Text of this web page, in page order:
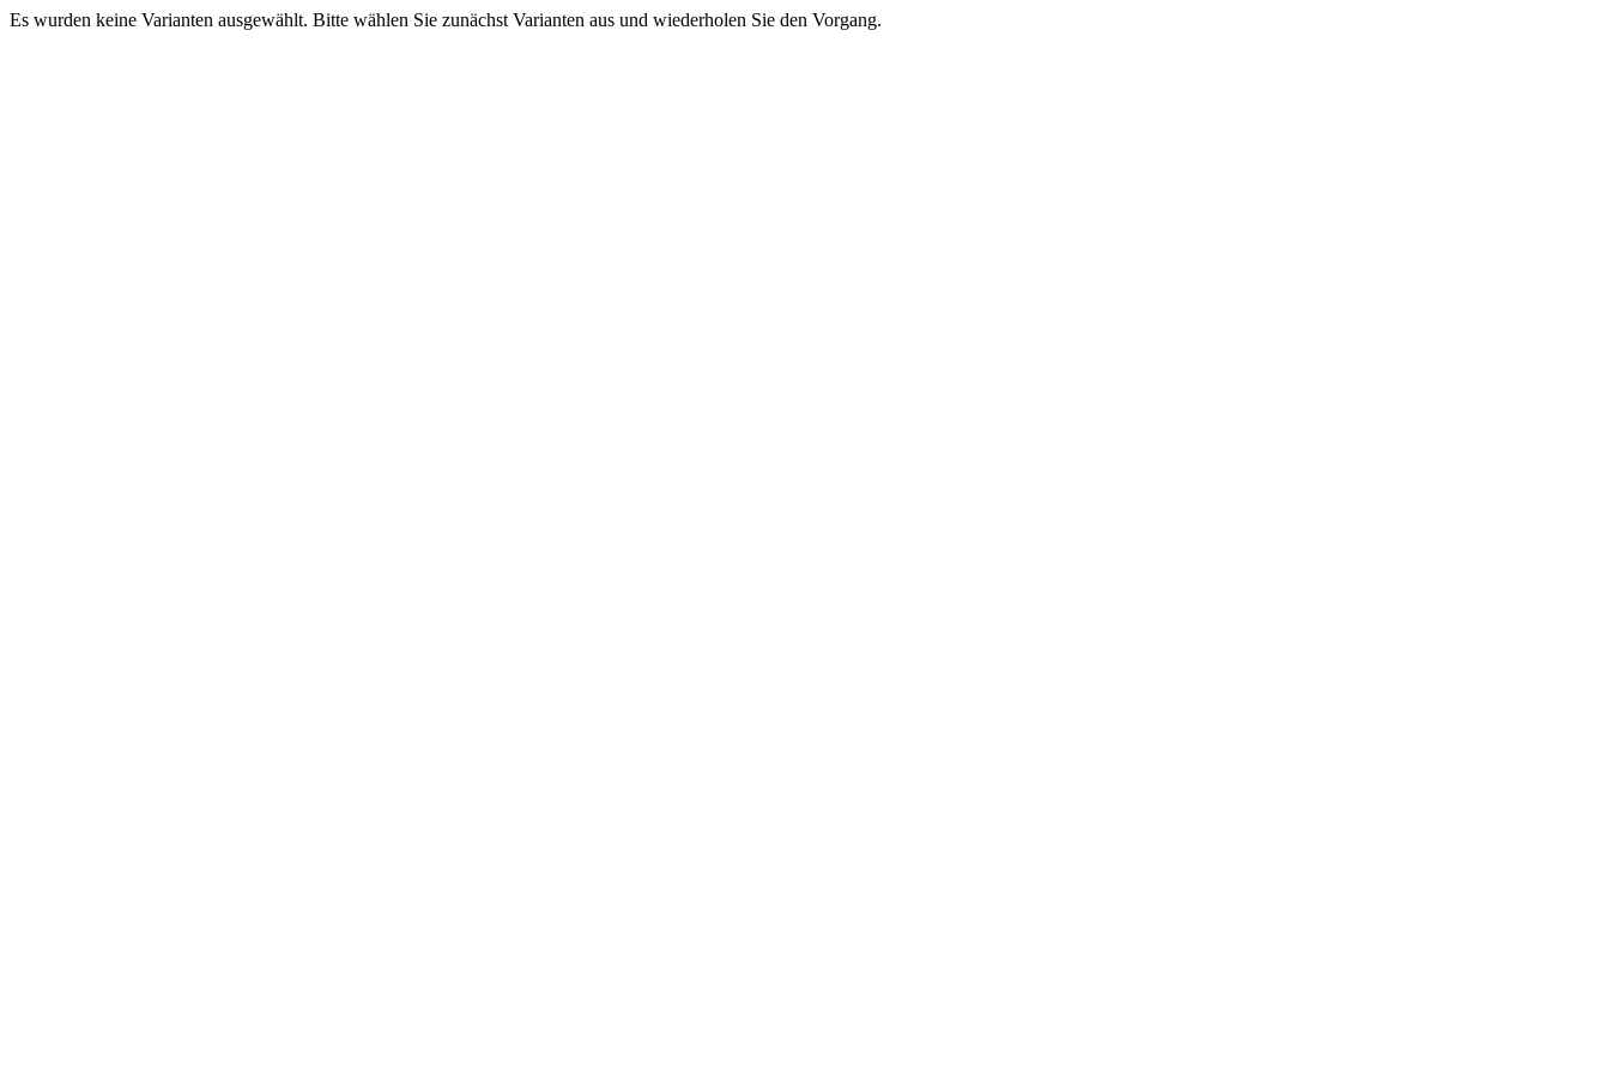
Es wurden keine Varianten ausgewählt. Bitte wählen Sie zunächst Varianten aus und wiederholen Sie den Vorgang.